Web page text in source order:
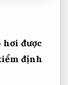
hơi được
định